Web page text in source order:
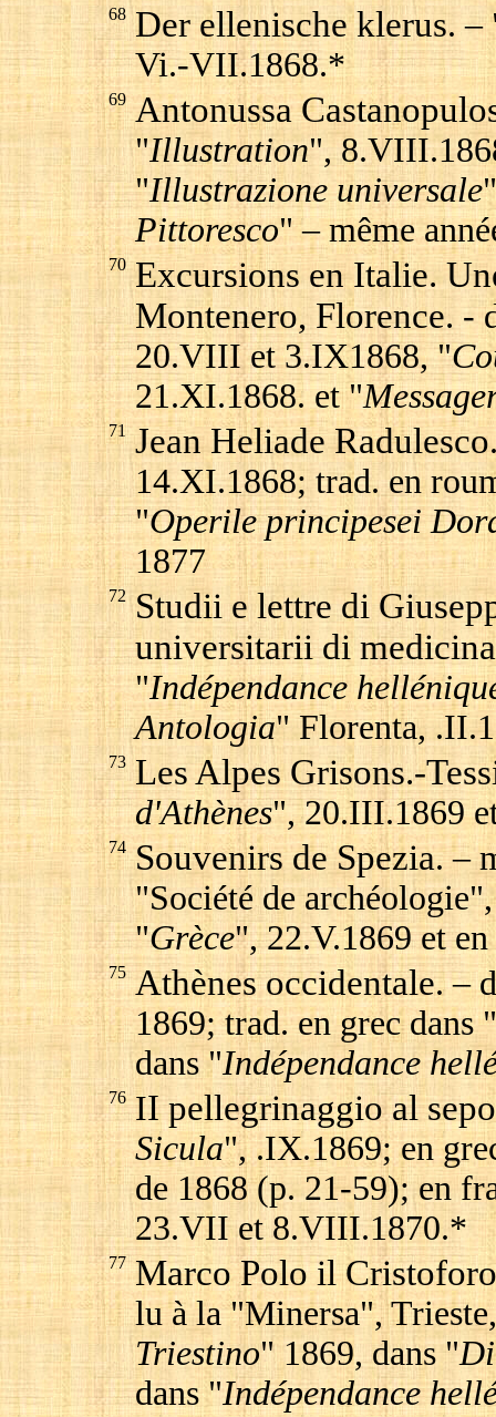
68 Der ellenische klerus. –
Vi.-VII.1868.*
69 Antonussa
"Illustration",
"Illustrazione universale
Pittoresco" – même
70 Excursions en Italie.
Montenero, Florence. -
20.VIII et 3.IX1868, "
21.XI.1868. et "
71 Jean Heliade Radulesco
14.XI.1868; trad. en
"Operile principesei
1877
72
Studii e lettre di
universitarii di
"Indépendance
Antologia" Florenta,
73 Les Alpes Grisons.-
d'Athènes", 20.III.1869
74 Souvenirs de Spezia. –
"Société de
"Grèce", 22.V.1869 et
75 Athènes occidentale. –
1869; trad. en grec dans "
dans "Indépendance
76 II pellegrinaggio al
Sicula", .IX.1869; en
de 1868 (p. 21-59); en
23.VII et 8.VIII.1870.*
77 Marco Polo il
lu à la "Minersa",
Triestino" 1869, dans "
dans "Indépendance